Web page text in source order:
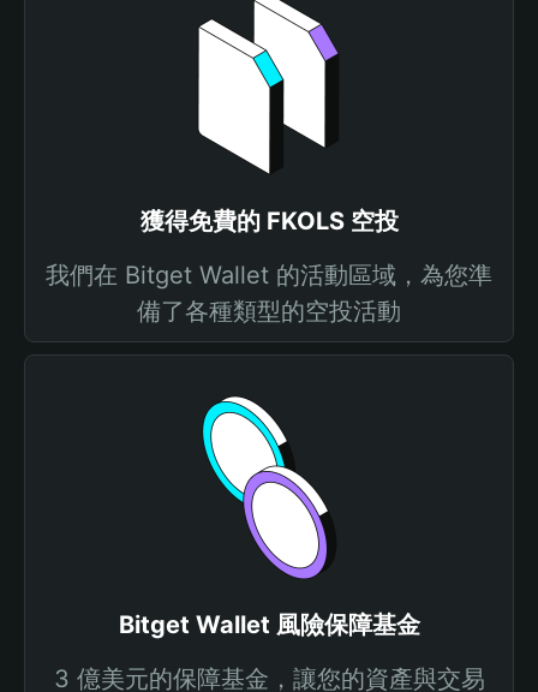
獲得免費的 FKOLS 空投
我們在 Bitget Wallet 的活動區域，為您準
備了各種類型的空投活動
Bitget Wallet 風險保障基金
3 億美元的保障基金，讓您的資產與交易